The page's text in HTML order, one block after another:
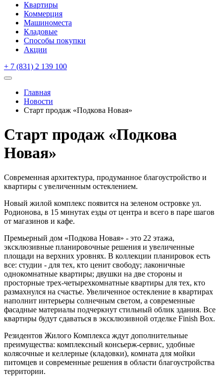
Квартиры
Коммерция
Машиноместа
Кладовые
Способы покупки
Акции
+ 7 (831) 2 139 100
Главная
Новости
Старт продаж «Подкова Новая»
Старт продаж «Подкова
Новая»
Современная архитектура, продуманное благоустройство и
квартиры с увеличенным остеклением.
Новый жилой комплекс появится на зеленом островке ул.
Родионова, в 15 минутах езды от центра и всего в паре шагов
от магазинов и кафе.
Премьерный дом «Подкова Новая» - это 22 этажа,
эксклюзивные планировочные решения и увеличенные
площади на верхних уровнях. В коллекции планировок есть
все: студии - для тех, кто ценит свободу; лаконичные
однокомнатные квартиры; двушки на две стороны и
просторные трех-четырехкомнатные квартиры для тех, кто
размахнулся на счастье. Увеличенное остекление в квартирах
наполнит интерьеры солнечным светом, а современные
фасадные материалы подчеркнут стильный облик здания. Все
квартиры будут сдаваться в эксклюзивной отделке Finish Box.
Резидентов Жилого Комплекса ждут дополнительные
преимущества: комплексный консьерж-сервис, удобные
колясочные и келлерные (кладовки), комната для мойки
питомцев и современные решения в области благоустройства
территории.